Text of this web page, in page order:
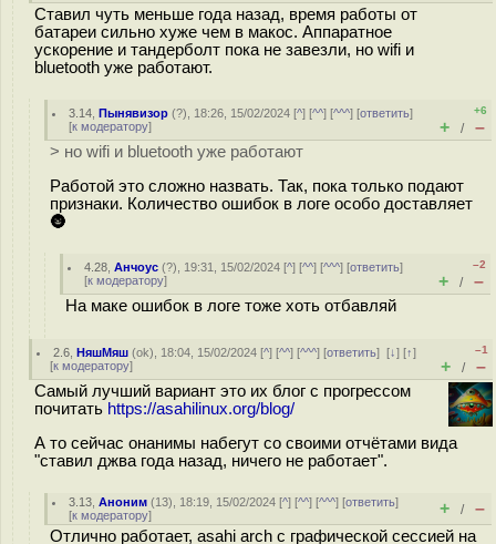
Ставил чуть меньше года назад, время работы от
батареи сильно хуже чем в макос. Аппаратное
ускорение и тандерболт пока не завезли, но wifi и
bluetooth уже работают.
3.14 ,Пынявизор (?), 18:26, 15/02/2024 [^] [^^] [^^^] [ответить]
[к модератору]
+6
+ / –
> но wifi и bluetooth уже работают
Работой это сложно назвать. Так, пока только подают
признаки. Количество ошибок в логе особо доставляет
🌚
4.28 ,Анчоус (?), 19:31, 15/02/2024 [^] [^^] [^^^] [ответить]
[к модератору]
–2
+ / –
На маке ошибок в логе тоже хоть отбавляй
2.6 ,НяшМяш (ok), 18:04, 15/02/2024 [^] [^^] [^^^] [ответить][↓] [↑]
[к модератору]
–1
+ / –
Самый лучший вариант это их блог с прогрессом
почитать https://asahilinux.org/blog/
А то сейчас онанимы набегут со своими отчётами вида
"ставил джва года назад, ничего не работает".
3.13 ,Аноним (13), 18:19, 15/02/2024 [^] [^^] [^^^] [ответить]
[к модератору] + / –
Отлично работает, asahi arch с графической сессией на